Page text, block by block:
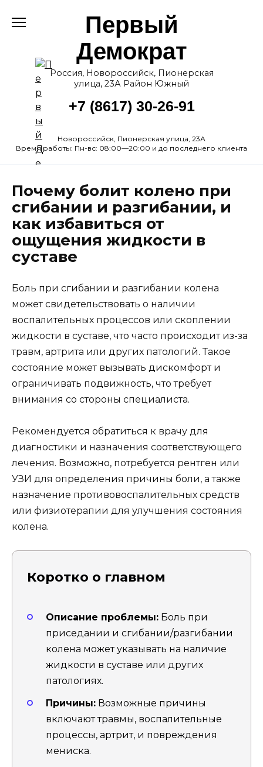
Первый
Демократ
Россия, Новороссийск, Пионерская
улица, 23А Район Южный
+7 (8617) 30-26-91
Новороссийск, Пионерская улица, 23А
Время работы: Пн-вс: 08:00—20:00 и до последнего клиента
Почему болит колено при
сгибании и разгибании, и
как избавиться от
ощущения жидкости в
суставе
Боль при сгибании и разгибании колена
может свидетельствовать о наличии
воспалительных процессов или скоплении
жидкости в суставе, что часто происходит из-за
травм, артрита или других патологий. Такое
состояние может вызывать дискомфорт и
ограничивать подвижность, что требует
внимания со стороны специалиста.
Рекомендуется обратиться к врачу для
диагностики и назначения соответствующего
лечения. Возможно, потребуется рентген или
УЗИ для определения причины боли, а также
назначение противовоспалительных средств
или физиотерапии для улучшения состояния
колена.
Коротко о главном
Описание проблемы: Боль при
приседании и сгибании/разгибании
колена может указывать на наличие
жидкости в суставе или других
патологиях.
Причины: Возможные причины
включают травмы, воспалительные
процессы, артрит, и повреждения
мениска.